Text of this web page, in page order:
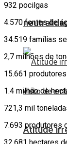
Atitude
932 pocilgas
4.570 fontes de
34.519 famílias
2,7 milhões de
15.661
1.4 milhão de
721,3 mil
7.693 produtores